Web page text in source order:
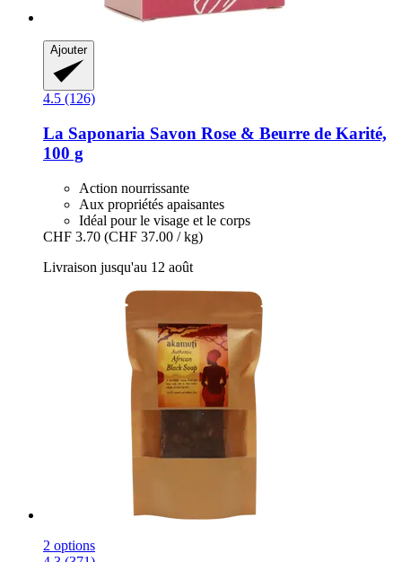
Ajouter
4.5 (126)
La Saponaria Savon Rose & Beurre de Karité,
100 g
Action nourrissante
Aux propriétés apaisantes
Idéal pour le visage et le corps
CHF 3.70 (CHF 37.00 / kg)
Livraison jusqu'au 12 août
2 options